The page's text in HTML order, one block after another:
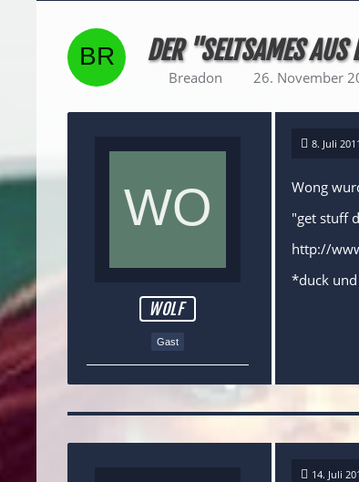
DER "SELTSAMES AUS
Breadon 26. November
WOLF
Gast
8. Juli
Wong
"get stuff
http://
*duck
14. Juli